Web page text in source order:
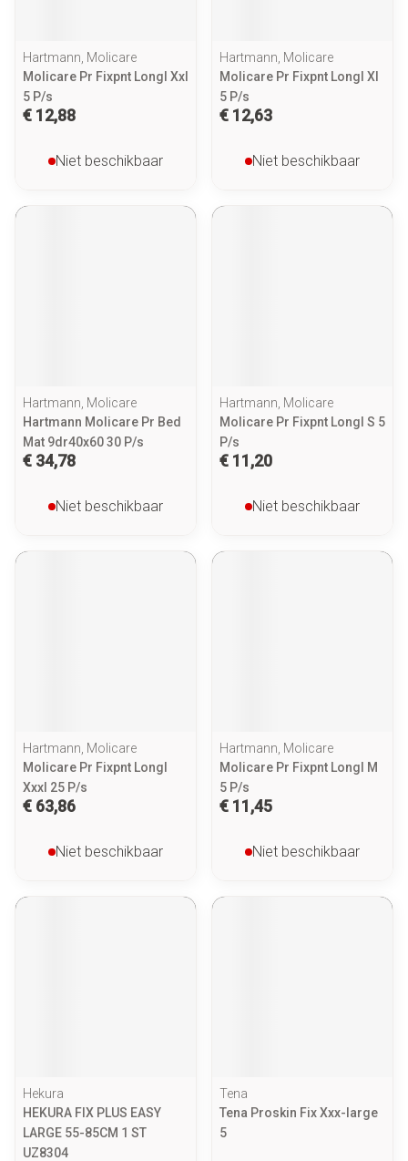
Hartmann, Molicare
Molicare Pr Fixpnt Longl Xxl
5 P/s
€ 12,88
Niet beschikbaar
Hartmann, Molicare
Molicare Pr Fixpnt Longl Xl
5 P/s
€ 12,63
Niet beschikbaar
Hartmann, Molicare
Hartmann Molicare Pr Bed
Mat 9dr40x60 30 P/s
€ 34,78
Niet beschikbaar
Hartmann, Molicare
Molicare Pr Fixpnt Longl S 5
P/s
€ 11,20
Niet beschikbaar
Hartmann, Molicare
Molicare Pr Fixpnt Longl
Xxxl 25 P/s
€ 63,86
Niet beschikbaar
Hartmann, Molicare
Molicare Pr Fixpnt Longl M
5 P/s
€ 11,45
Niet beschikbaar
Hekura
HEKURA FIX PLUS EASY
LARGE 55-85CM 1 ST
UZ8304
Tena
Tena Proskin Fix Xxx-large
5